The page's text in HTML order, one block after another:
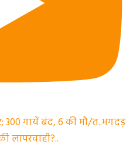
300 गायें बंद, 6 की मौ/त..भगदड़
लापरवाही?..